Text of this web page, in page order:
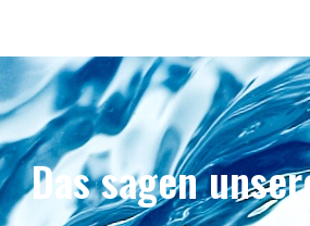
Das sagen